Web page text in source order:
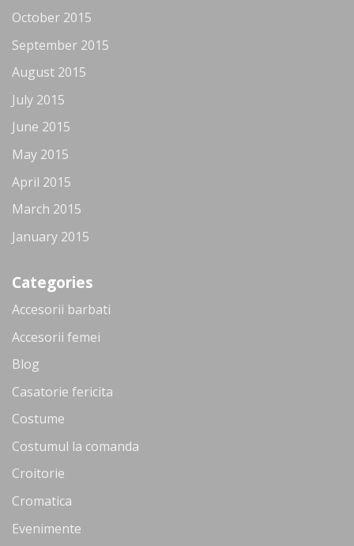
October 2015
September 2015
August 2015
July 2015
June 2015
May 2015
April 2015
March 2015
January 2015
Categories
Accesorii barbati
Accesorii femei
Blog
Casatorie fericita
Costume
Costumul la comanda
Croitorie
Cromatica
Evenimente